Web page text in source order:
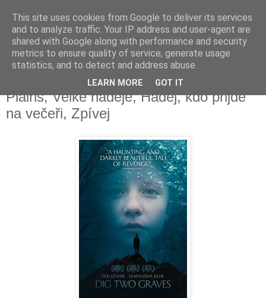
Deník milovníka filmů
čtvrtek 15. června 2017
Dig Two Graves, Fighting Man of the
Plains, Velké naděje, Hádej, kdo přijde
na večeři, Zpívej
This site uses cookies from Google to deliver its services
and to analyze traffic. Your IP address and user-agent are
shared with Google along with performance and security
metrics to ensure quality of service, generate usage
statistics, and to detect and address abuse.
LEARN MORE GOT IT